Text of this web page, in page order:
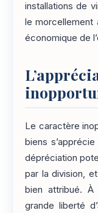
installations de
le morcellement
économique de
Le caractère
biens
dépréciation
par la division,
bien attribué. À
grande liberté